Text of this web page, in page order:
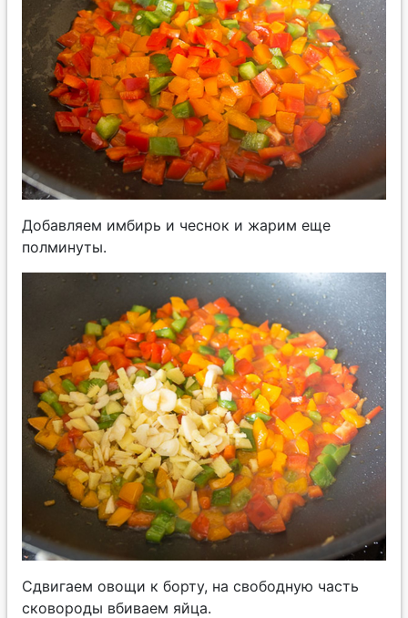
Добавляем имбирь и чеснок и жарим еще
полминуты.
Сдвигаем овощи к борту, на свободную часть
сковороды вбиваем яйца.